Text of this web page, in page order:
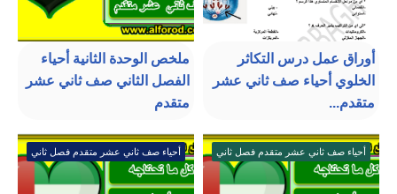
أوراق عمل درس التكاثر
الخلوي أحياء صف ثاني عشر
متقدم...
ملخص الوحدة الثانية أحياء
الفصل الثاني صف ثاني عشر
متقدم
أحياء صف ثاني عشر متقدم فصل ثاني أحياء صف ثاني عشر متقدم فصل ثاني